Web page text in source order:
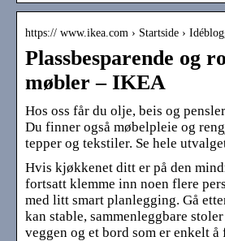
https:// www.ikea.com › Startside ›
Plassbesparende og
møbler – IKEA
Hos oss får du olje, beis og
Du finner også møbelpleie og
tepper og tekstiler. Se hele
Hvis kjøkkenet ditt er på den
fortsatt klemme inn noen flere
med litt smart planlegging. Gå
kan stable, sammenleggbare
veggen og et bord som er enkelt å